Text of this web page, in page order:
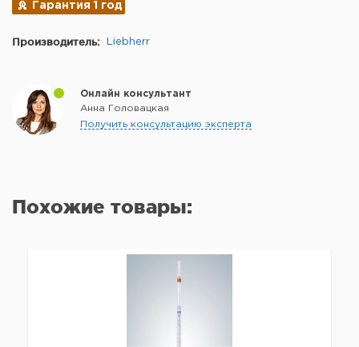
Гарантия 1 год
Производитель: Liebherr
Онлайн консультант
Анна Головацкая
Получить консультацию эксперта
Похожие товары: